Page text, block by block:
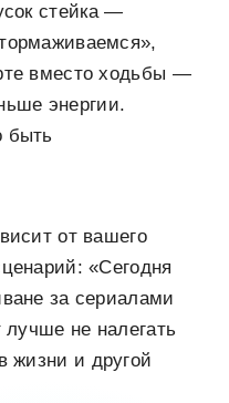
стейка —
вместо ходьбы —
энергии.
быть
от вашего
«Сегодня
за сериалами
лучше не налегать
жизни и другой